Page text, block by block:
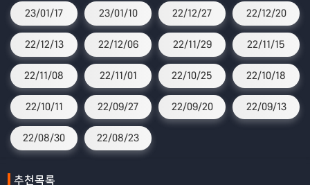
23/01/17 23/01/10 22/12/27 22/12/20
22/12/13 22/12/06 22/11/29 22/11/15
22/11/08 22/11/01 22/10/25 22/10/18
22/10/11 22/09/27 22/09/20 22/09/13
22/08/30 22/08/23
추천목록